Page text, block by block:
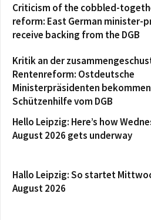
Criticism of the cobbled-
reform: East German minister-
receive backing from the DGB
Kritik an der
Rentenreform: Ostdeutsche
Ministerpräsidenten bekommen
Schützenhilfe vom DGB
Hello Leipzig: Here’s how
August 2026 gets underway
Hallo Leipzig: So startet
August 2026